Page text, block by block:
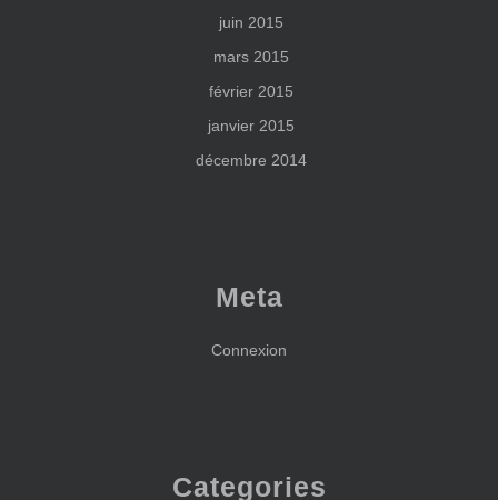
juin 2015
mars 2015
février 2015
janvier 2015
décembre 2014
Meta
Connexion
Categories